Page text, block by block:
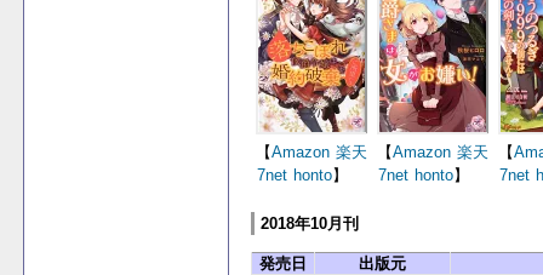
【Amazon 楽天
7net honto】
【Amazon 楽天
7net honto】
【
7net
2018年10月刊
発売日 出版元